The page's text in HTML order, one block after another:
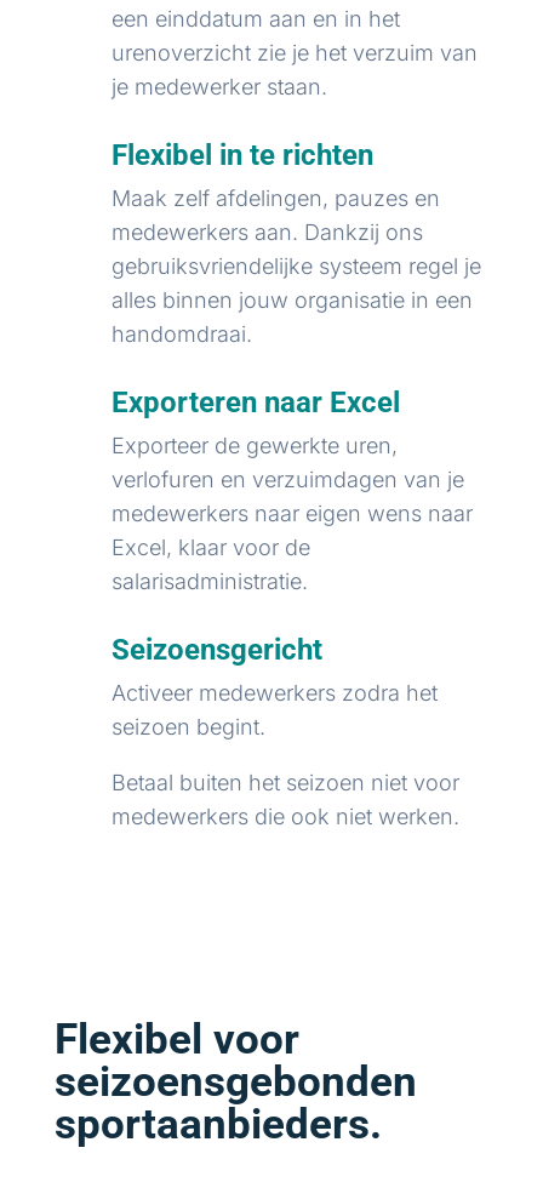
een einddatum aan en in het
urenoverzicht zie je het verzuim van
je medewerker staan.
Flexibel in te richten
Maak zelf afdelingen, pauzes en
medewerkers aan. Dankzij ons
gebruiksvriendelijke systeem regel je
alles binnen jouw organisatie in een
handomdraai.
Exporteren naar Excel
Exporteer de gewerkte uren,
verlofuren en verzuimdagen van je
medewerkers naar eigen wens naar
Excel, klaar voor de
salarisadministratie.
Seizoensgericht
Activeer medewerkers zodra het
seizoen begint.
Betaal buiten het seizoen niet voor
medewerkers die ook niet werken.
Flexibel voor
seizoensgebonden
sportaanbieders.